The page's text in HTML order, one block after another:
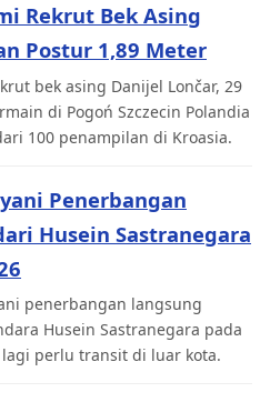
Rekrut Bek Asing
Postur 1,89 Meter
bek asing Danijel Lončar, 29
di Pogoń Szczecin Polandia
100 penampilan di Kroasia.
Penerbangan
Husein Sastranegara
penerbangan langsung
Husein Sastranegara pada
lagi perlu transit di luar kota.